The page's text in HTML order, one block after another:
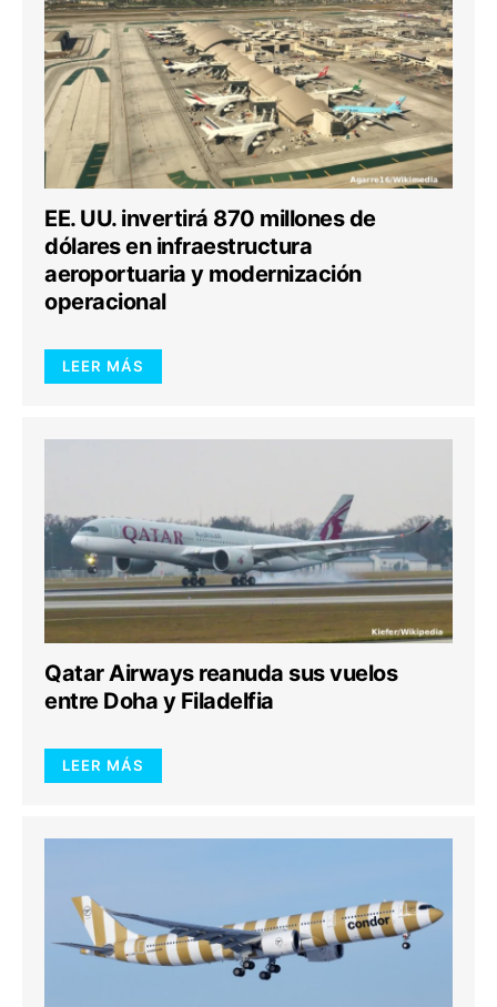
EE. UU. invertirá 870 millones de
dólares en infraestructura
aeroportuaria y modernización
operacional
LEER MÁS
Qatar Airways reanuda sus vuelos
entre Doha y Filadelfia
LEER MÁS